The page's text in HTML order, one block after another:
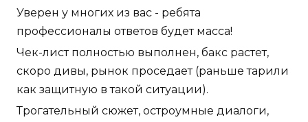
Уверен у многих из вас - ребята
профессионалы ответов будет масса!
Чек-лист полностью выполнен, бакс растет,
скоро дивы, рынок проседает (раньше тарили
как защитную в такой ситуации).
Трогательный сюжет, остроумные диалоги,